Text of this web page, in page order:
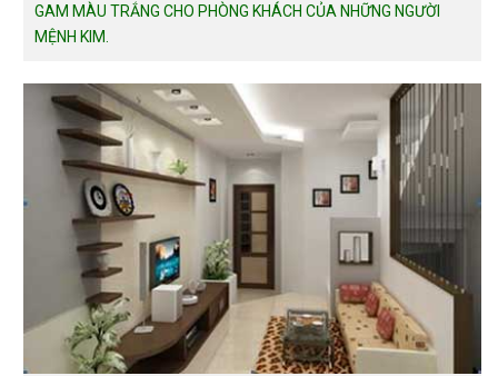
GAM MÀU TRẮNG CHO PHÒNG KHÁCH CỦA NHỮNG NGƯỜI
MỆNH KIM.